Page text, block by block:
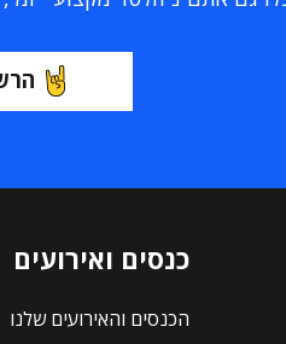
כנסים ואירועים
הכנסים והאירועים שלנו